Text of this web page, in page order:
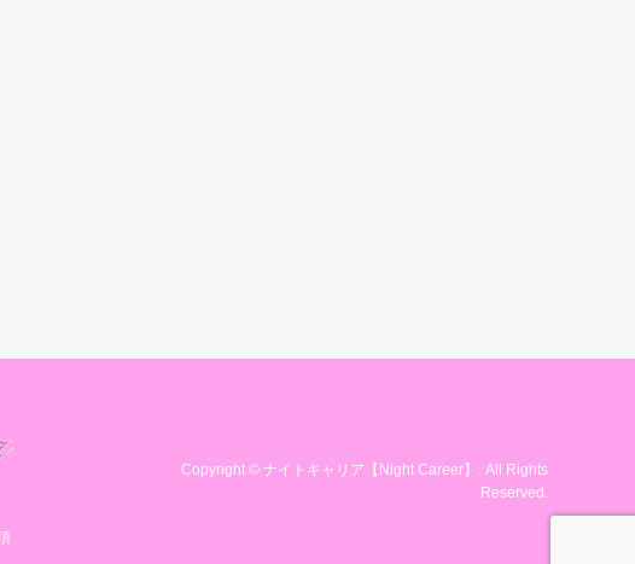
Copyright © ナイトキャリア【Night Career】 . All Rights
Reserved.